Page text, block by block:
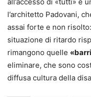
all’accesso di «tutti» è
l’architetto Padovani,
assai forte e non
situazione di ritardo
rimangono quelle
eliminare, che sono
diffusa cultura della